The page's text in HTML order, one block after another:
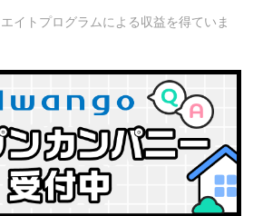
イトプログラムによる収益を得ていま